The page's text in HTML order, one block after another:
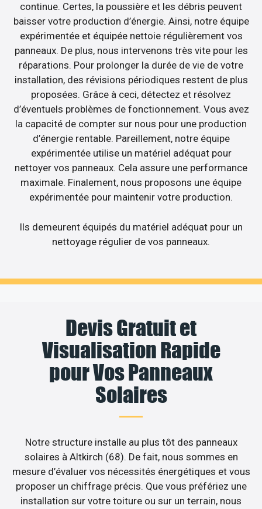
continue. Certes, la poussière et les débris peuvent
baisser votre production d’énergie. Ainsi, notre équipe
expérimentée et équipée nettoie régulièrement vos
panneaux. De plus, nous intervenons très vite pour les
réparations. Pour prolonger la durée de vie de votre
installation, des révisions périodiques restent de plus
proposées. Grâce à ceci, détectez et résolvez
d’éventuels problèmes de fonctionnement. Vous avez
la capacité de compter sur nous pour une production
d’énergie rentable. Pareillement, notre équipe
expérimentée utilise un matériel adéquat pour
nettoyer vos panneaux. Cela assure une performance
maximale. Finalement, nous proposons une équipe
expérimentée pour maintenir votre production.
Ils demeurent équipés du matériel adéquat pour un
nettoyage régulier de vos panneaux.
Devis Gratuit et
Visualisation Rapide
pour Vos Panneaux
Solaires
Notre structure installe au plus tôt des panneaux
solaires à Altkirch (68). De fait, nous sommes en
mesure d’évaluer vos nécessités énergétiques et vous
proposer un chiffrage précis. Que vous préfériez une
installation sur votre toiture ou sur un terrain, nous